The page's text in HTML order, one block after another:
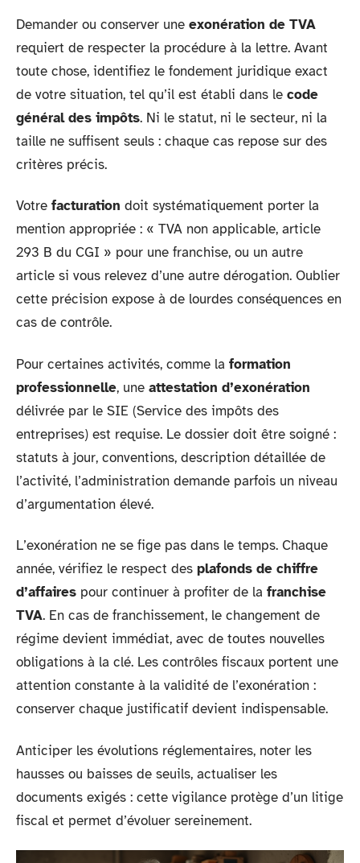
Demander ou conserver une exonération de TVA
requiert de respecter la procédure à la lettre. Avant
toute chose, identifiez le fondement juridique exact
de votre situation, tel qu’il est établi dans le code
général des impôts. Ni le statut, ni le secteur, ni la
taille ne suffisent seuls : chaque cas repose sur des
critères précis.
Votre facturation doit systématiquement porter la
mention appropriée : « TVA non applicable, article
293 B du CGI » pour une franchise, ou un autre
article si vous relevez d’une autre dérogation. Oublier
cette précision expose à de lourdes conséquences en
cas de contrôle.
Pour certaines activités, comme la formation
professionnelle, une attestation d’exonération
délivrée par le SIE (Service des impôts des
entreprises) est requise. Le dossier doit être soigné :
statuts à jour, conventions, description détaillée de
l’activité, l’administration demande parfois un niveau
d’argumentation élevé.
L’exonération ne se fige pas dans le temps. Chaque
année, vérifiez le respect des plafonds de chiffre
d’affaires pour continuer à profiter de la franchise
TVA. En cas de franchissement, le changement de
régime devient immédiat, avec de toutes nouvelles
obligations à la clé. Les contrôles fiscaux portent une
attention constante à la validité de l’exonération :
conserver chaque justificatif devient indispensable.
Anticiper les évolutions réglementaires, noter les
hausses ou baisses de seuils, actualiser les
documents exigés : cette vigilance protège d’un litige
fiscal et permet d’évoluer sereinement.